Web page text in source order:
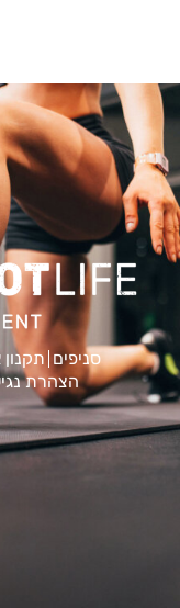
סניפים
הצהרת